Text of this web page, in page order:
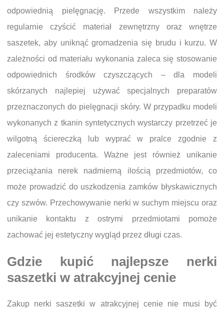
odpowiednią pielęgnację. Przede wszystkim należy
regularnie czyścić materiał zewnętrzny oraz wnętrze
saszetek, aby uniknąć gromadzenia się brudu i kurzu. W
zależności od materiału wykonania zaleca się stosowanie
odpowiednich środków czyszczących – dla modeli
skórzanych najlepiej używać specjalnych preparatów
przeznaczonych do pielęgnacji skóry. W przypadku modeli
wykonanych z tkanin syntetycznych wystarczy przetrzeć je
wilgotną ściereczką lub wyprać w pralce zgodnie z
zaleceniami producenta. Ważne jest również unikanie
przeciążania nerek nadmierną ilością przedmiotów, co
może prowadzić do uszkodzenia zamków błyskawicznych
czy szwów. Przechowywanie nerki w suchym miejscu oraz
unikanie kontaktu z ostrymi przedmiotami pomoże
zachować jej estetyczny wygląd przez długi czas.
Gdzie kupić najlepsze nerki
saszetki w atrakcyjnej cenie
Zakup nerki saszetki w atrakcyjnej cenie nie musi być